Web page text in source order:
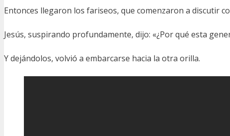
Entonces llegaron los fariseos, que comenzaron a discutir
Jesús, suspirando profundamente, dijo: «¿Por qué esta
Y dejándolos, volvió a embarcarse hacia la otra orilla.